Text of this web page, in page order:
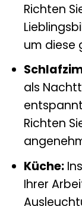
Richten
um diese
als
Richten
Küche:
Ihrer